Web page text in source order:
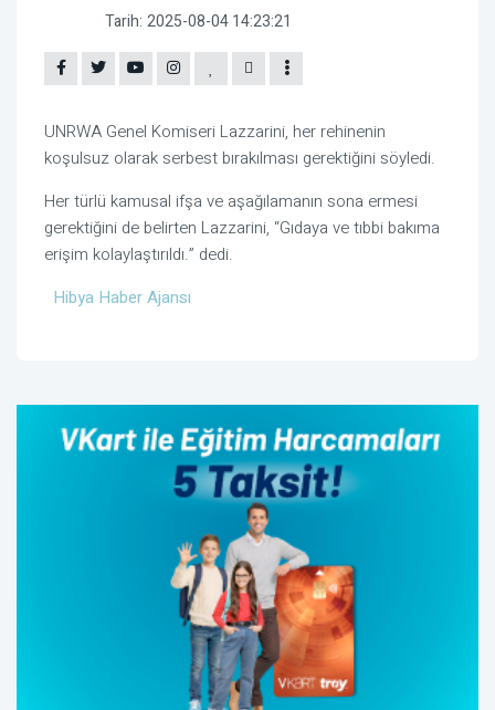
Tarih: 2025-08-04 14:23:21
UNRWA Genel Komiseri Lazzarini, her rehinenin
koşulsuz olarak serbest bırakılması gerektiğini söyledi.
Her türlü kamusal ifşa ve aşağılamanın sona ermesi
gerektiğini de belirten Lazzarini, “Gıdaya ve tıbbi bakıma
erişim kolaylaştırıldı.” dedi.
Hibya Haber Ajansı